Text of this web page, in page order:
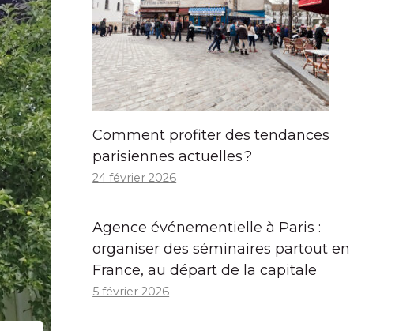
Comment profiter des tendances
parisiennes actuelles ?
24 février 2026
Agence événementielle à Paris :
organiser des séminaires partout en
France, au départ de la capitale
5 février 2026